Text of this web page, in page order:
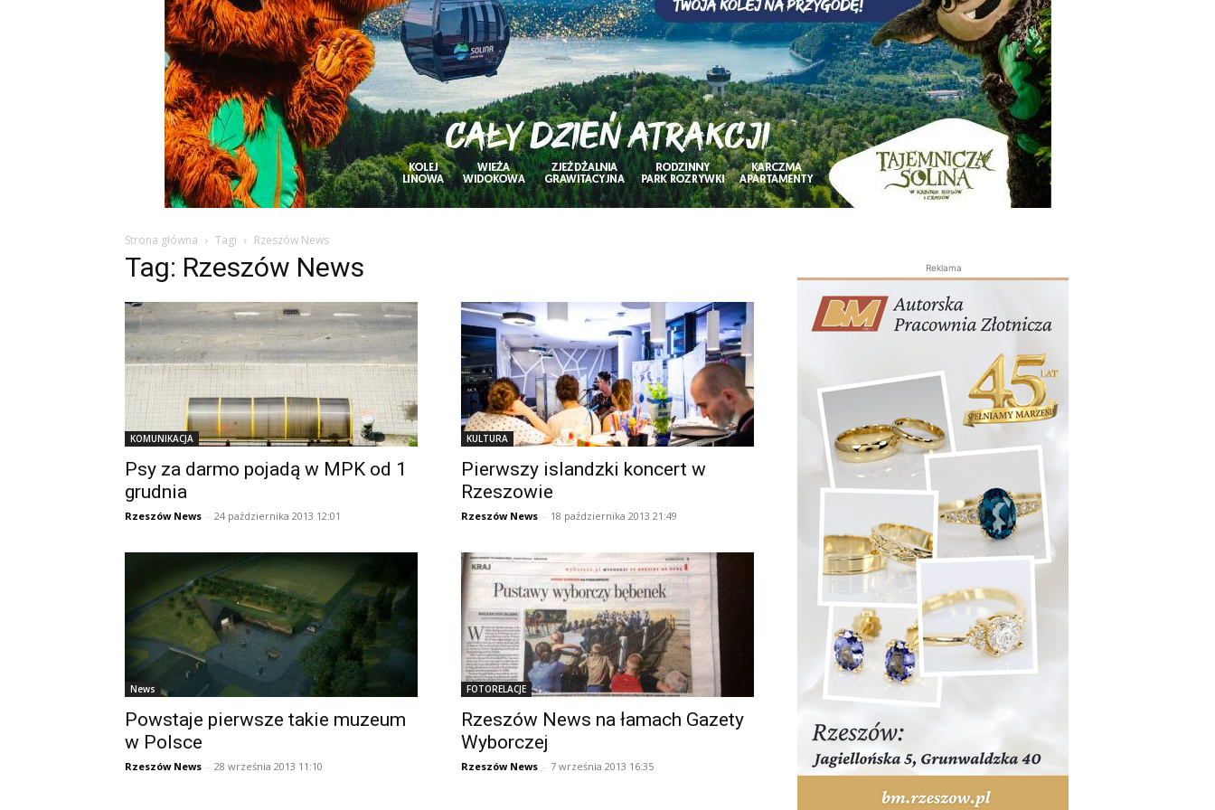
Strona główna Tagi Rzeszów News
Tag: Rzeszów News
KOMUNIKACJA
Psy za darmo pojadą w MPK od 1
grudnia
Rzeszów News - 24 października 2013 12:01
KULTURA
Pierwszy islandzki koncert w
Rzeszowie
Rzeszów News - 18 października 2013 21:49
News
Powstaje pierwsze takie muzeum
w Polsce
Rzeszów News - 28 września 2013 11:10
FOTORELACJE
Rzeszów News na łamach Gazety
Wyborczej
Rzeszów News - 7 września 2013 16:35
Reklama